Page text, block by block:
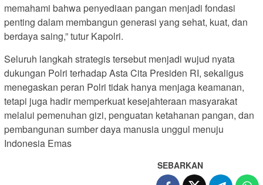
memahami bahwa penyediaan pangan menjadi fondasi
penting dalam membangun generasi yang sehat, kuat, dan
berdaya saing,” tutur Kapolri.
Seluruh langkah strategis tersebut menjadi wujud nyata
dukungan Polri terhadap Asta Cita Presiden RI, sekaligus
menegaskan peran Polri tidak hanya menjaga keamanan,
tetapi juga hadir memperkuat kesejahteraan masyarakat
melalui pemenuhan gizi, penguatan ketahanan pangan, dan
pembangunan sumber daya manusia unggul menuju
Indonesia Emas
SEBARKAN